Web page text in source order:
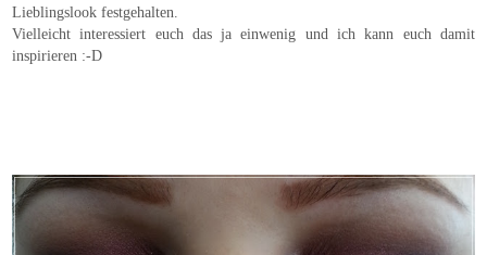
Lieblingslook festgehalten.
Vielleicht interessiert euch das ja einwenig und ich kann euch damit
inspirieren :-D